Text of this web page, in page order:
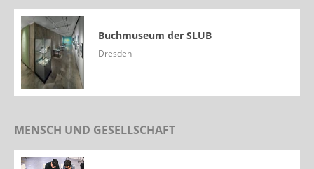
Buchmuseum der SLUB
Dresden
MENSCH UND GESELLSCHAFT